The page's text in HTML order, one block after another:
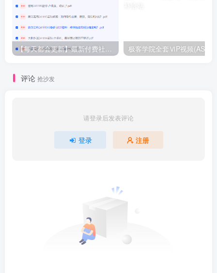
【每天都会更新】最新付费社群公众号文章 极客学院全套ⅥP视频(AS版)
评论 抢沙发
请登录后发表评论
登录 注册